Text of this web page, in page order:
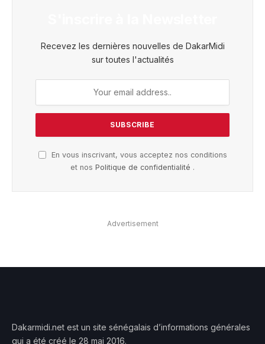
Recevez les dernières nouvelles de DakarMidi
sur toutes l'actualités
En vous inscrivant, vous acceptez nos conditions
et nos Politique de confidentialité .
Advertisement
Dakarmidi.net est un site sénégalais d’informations générales
qui a été créé le 28 mai 2016.